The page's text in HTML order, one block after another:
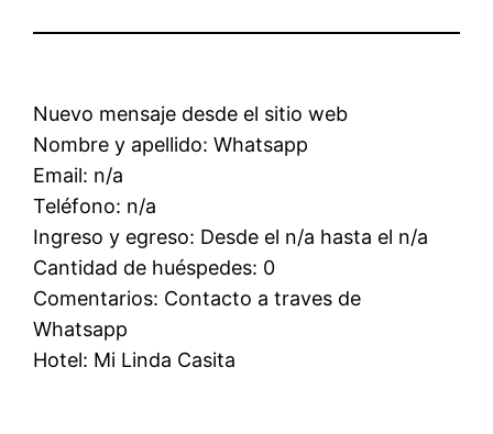
Nuevo mensaje desde el sitio web
Nombre y apellido: Whatsapp
Email: n/a
Teléfono: n/a
Ingreso y egreso: Desde el n/a hasta el n/a
Cantidad de huéspedes: 0
Comentarios: Contacto a traves de
Whatsapp
Hotel: Mi Linda Casita